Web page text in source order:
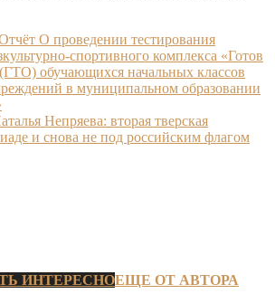
О проведении тестирования
спортивного комплекса «Готов
обучающихся начальных классов
в муниципальном образовании
Непряева: вторая тверская
и снова не под российским флагом
ИНТЕРЕСНОЕЩЕ ОТ АВТОРА